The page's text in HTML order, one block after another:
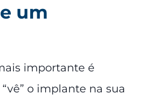
um
importante é
o implante na sua